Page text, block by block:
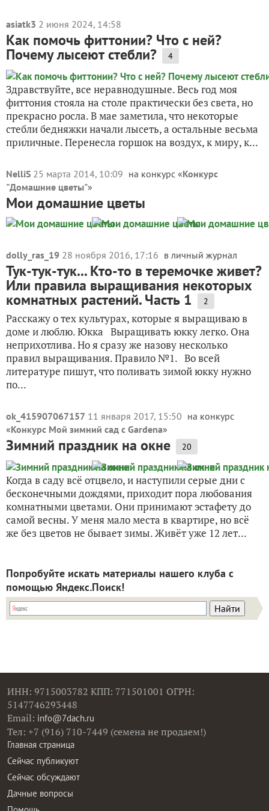
asiatk3 2 июня 2024, 14:58
Как помочь фиттонии? Что с ней?
Почему лысеют стебли? 4
Здравствуйте, все неравнодушные. Весь год моя
фиттония стояла на столе практически без света, но
прекрасно росла. В мае заметила, что некоторые
стебли бедняжки начали лысеть, а остальные весьма
приличные. Перенесла горшок на воздух, к миру, к...
NelliS 25 марта 2014, 10:09 на конкурс «Конкурс
"Домашние цветы"»
Мои домашние цветы
dolly_ras_19 28 ноября 2016, 17:16 в личный журнал
Тук-тук-тук... Кто-то в теремочке живет?
Или правила выращивания некоторых
комнатных растений. Часть 1 2
Расскажу о тех культурах, которые я выращиваю в
доме и люблю. Юкка Выращивать юкку легко. Она
неприхотлива. Но я сразу же назову несколько
правил выращивания. Правило №1. Во всей
литературе пишут, что поливать зимой юкку нужно
по...
ok_415907067157 11 января 2017, 15:50 на конкурс
«Конкурс Мой зимний сад с Gardena»
Зимний праздник на окне 20
Когда в саду всё отцвело, и наступили серые дни с
бесконечными дождями, приходит пора любования
комнатными цветами. Они принимают эстафету до
самой весны. У меня мало места в квартире, но всё
же без цветов не бывает зимы. Живёт уже 12 лет...
Попробуйте искать материалы нашего клуба с
помощью Яндекс.Поиск!
ИНН: 9715003782 КПП: 771501001 ОГРН:
5147746293448
Email: info@7dach.ru
Тел: +7 (916) 710-7449 (семена не продаем!)
Главная страница
Сейчас публикуют
Сейчас обсуждают
Дачные вопросы